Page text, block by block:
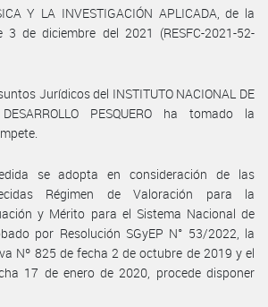
Y LA INVESTIGACIÓN APLICADA, de la
de diciembre del 2021 (RESFC-2021-52-
Jurídicos del INSTITUTO NACIONAL DE
PESQUERO ha tomado la
se adopta en consideración de las
Régimen de Valoración para la
y Mérito para el Sistema Nacional de
por Resolución SGyEP N° 53/2022, la
Nº 825 de fecha 2 de octubre de 2019 y el
17 de enero de 2020, procede disponer